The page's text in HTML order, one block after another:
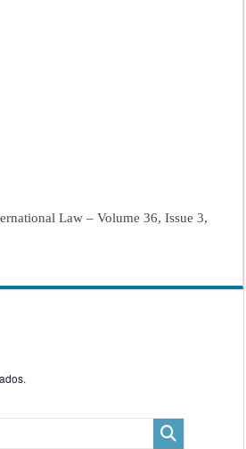
Law – Volume 36, Issue 3,